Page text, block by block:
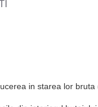
in starea lor